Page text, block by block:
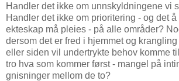
Handler det ikke om unnskyldningene vi
Handler det ikke om prioritering - og det
ekteskap må pleies - på alle områder?
dersom det er fred i hjemmet og
eller siden vil undertrykte behov komme
tro hva som kommer først - mangel på
gnisninger mellom de to?